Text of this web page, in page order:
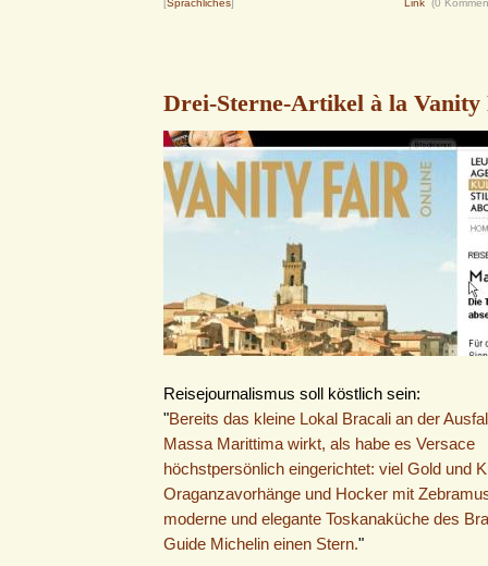
Sprachliches Link (0
Drei-Sterne-Artikel à la Vanity
Reisejournalismus soll köstlich sein:
"Bereits das kleine Lokal Bracali an der
Massa Marittima wirkt, als habe es Versace
höchstpersönlich eingerichtet: viel Gold und
Oraganzavorhänge und Hocker mit
moderne und elegante Toskanaküche des
Guide Michelin einen Stern."